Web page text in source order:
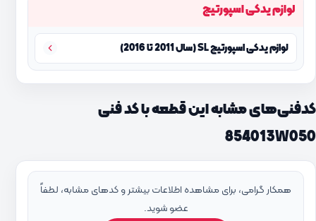
لوازم یدکی اسپورتیج
لوازم یدکی اسپورتیج SL (سال 2011 تا 2016)
کدفنی‌های مشابه این قطعه با کد فنی
854013W050
همکار گرامی، برای مشاهده اطلاعات بیشتر و کدهای مشابه، لطفاً
عضو شوید.